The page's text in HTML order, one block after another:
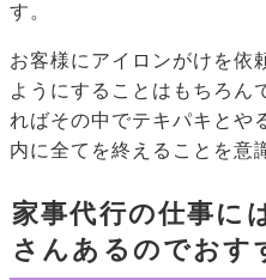
す。
お客様にアイロンがけを依
ようにすることはもちろん
ればその中でテキパキとや
内に全てを終えることを意
家事代行の仕事に
さんあるのでおす